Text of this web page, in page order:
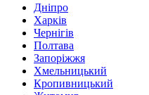
Дніпро
Харків
Чернігів
Полтава
Запоріжжя
Хмельницький
Кропивницький